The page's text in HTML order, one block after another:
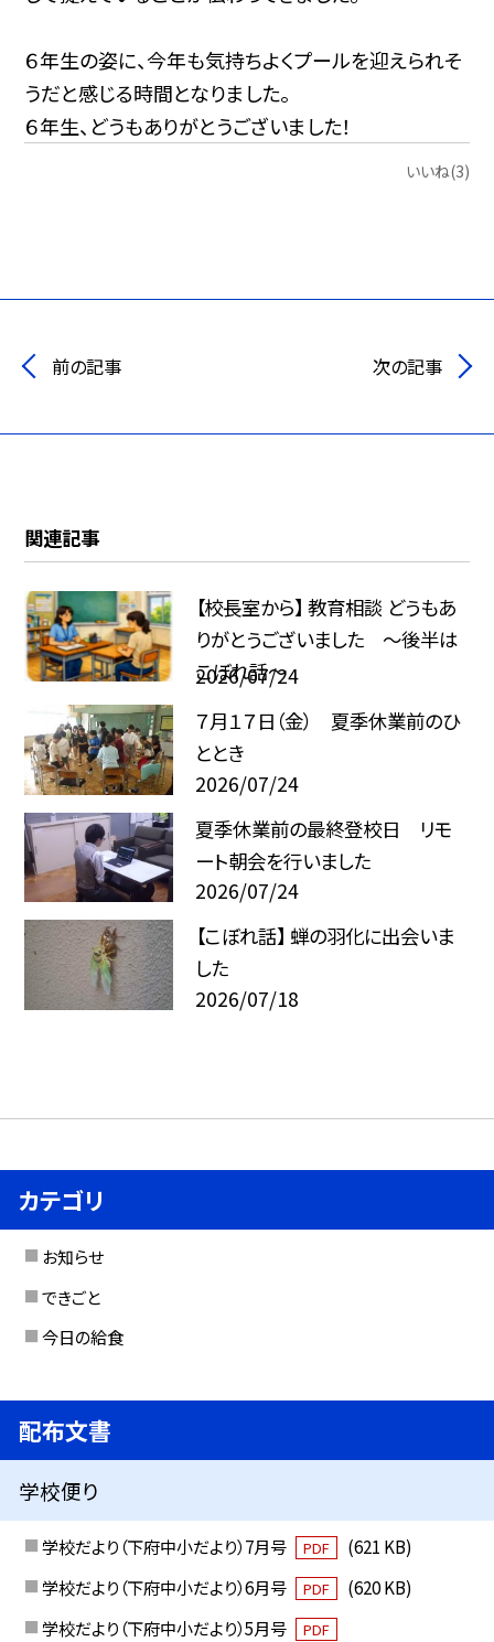
６年生の姿に、今年も気持ちよくプールを迎えられそ
うだと感じる時間となりました。
６年生、どうもありがとうございました！
いいね(3)
前の記事 次の記事
関連記事
【校長室から】 教育相談 どうもあ
りがとうございました ～後半は
こぼれ話～
2026/07/24
７月１７日（金） 夏季休業前のひ
ととき
2026/07/24
夏季休業前の最終登校日 リモ
ート朝会を行いました
2026/07/24
【こぼれ話】 蝉の羽化に出会いま
した
2026/07/18
カテゴリ
お知らせ
できごと
今日の給食
配布文書
学校便り
学校だより（下府中小だより）7月号 PDF
(621 KB)
学校だより（下府中小だより）6月号
PDF
(620 KB)
学校だより（下府中小だより）5月号
PDF